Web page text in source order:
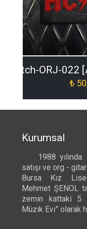
Patch-ORJ-022
₺
Kurumsal
1988 yılında
satışı ve org -
Bursa Kız
Mehmet ŞENOL
zemin kattaki 5
Müzik Evi” olarak